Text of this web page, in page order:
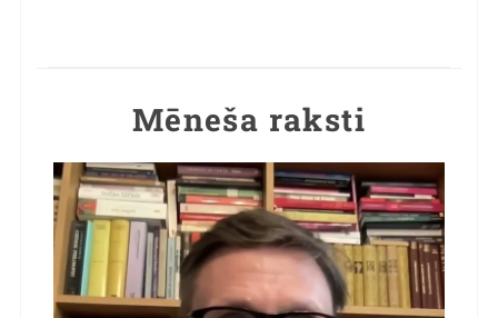
Mēneša raksti